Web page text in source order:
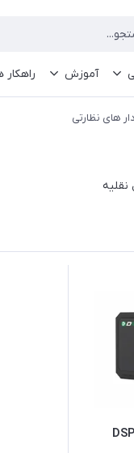
آموزش راهکار
های نظارتی
نقلیه